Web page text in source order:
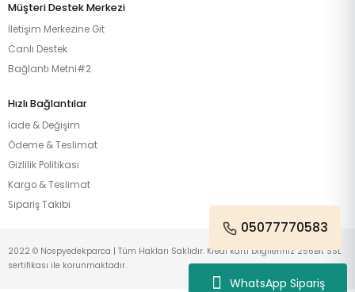
WhatsApp Sipariş
Müşteri Destek Merkezi
İletişim Merkezine Git
Canlı Destek
Bağlantı Metni#2
Hızlı Bağlantılar
İade & Değişim
Ödeme & Teslimat
Gizlilik Politikası
Kargo & Teslimat
Sipariş Takibi
05077770583
2022 © Nospyedekparca | Tüm Hakları Saklıdır. Kredi kartı bilgileriniz 256Bit SSL
sertifikası ile korunmaktadır.